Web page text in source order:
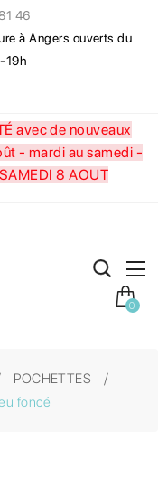
46
à Angers ouverts du
19h
avec de nouveaux
- mardi au samedi -
8 AOUT
0
POCHETTES
foncé